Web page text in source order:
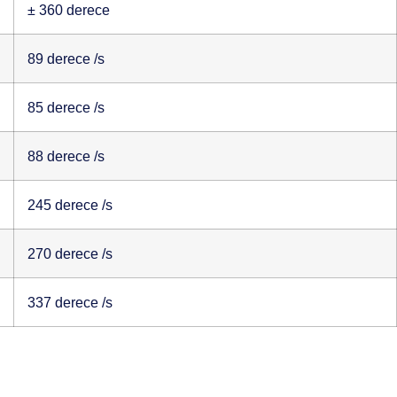
± 360 derece
89 derece /s
85 derece /s
88 derece /s
245 derece /s
270 derece /s
337 derece /s